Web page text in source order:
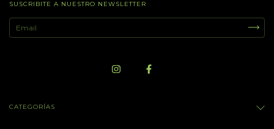
SUSCRIBITE A NUESTRO NEWSLETTER
CATEGORÍAS